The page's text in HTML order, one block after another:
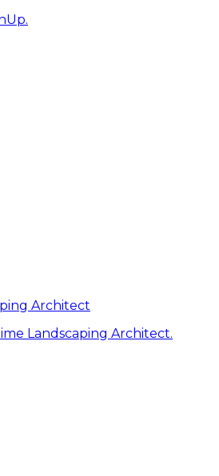
Architect
Landscaping Architect.